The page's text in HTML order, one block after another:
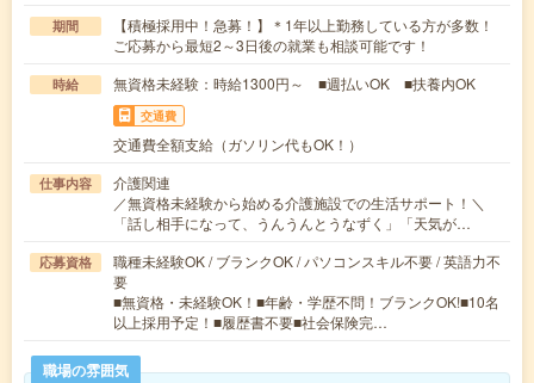
期間
【積極採用中！急募！】＊1年以上勤務している方が多数！
ご応募から最短2～3日後の就業も相談可能です！
時給 無資格未経験：時給1300円～ ■週払いOK ■扶養内OK
交通費
交通費全額支給（ガソリン代もOK！）
仕事内容
介護関連
／無資格未経験から始める介護施設での生活サポート！＼
「話し相手になって、うんうんとうなずく」「天気が…
応募資格
職種未経験OK / ブランクOK / パソコンスキル不要 / 英語力不
要
■無資格・未経験OK！■年齢・学歴不問！ブランクOK!■10名
以上採用予定！■履歴書不要■社会保険完…
職場の雰囲気